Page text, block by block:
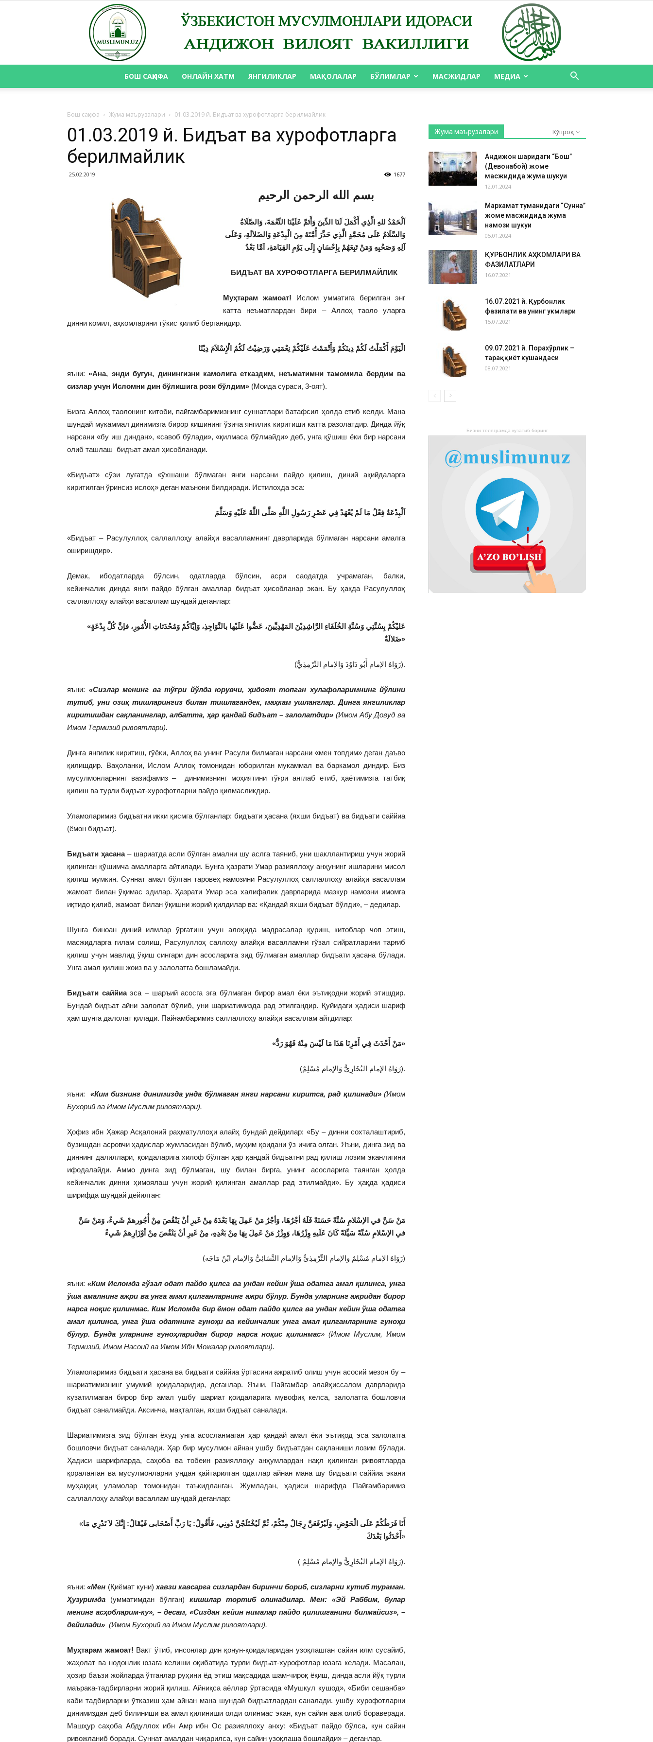
ВАКИЛЛИГИ
БОШ САҲИФА ОНЛАЙН ХАТМ ЯНГИЛИКЛАР МАҚОЛАЛАР БЎЛИМЛАР МАСЖИДЛАР МЕДИА
Бош саҳифа Жума маърузалари 01.03.2019 й. Бидъат ва хурофотларга берилмайлик
01.03.2019 й. Бидъат ва хурофотларга
берилмайлик
25.02.2019 1677
بسم الله الرحمن الرحيم
اَلْحَمْدُ للهِ الَّذِي أَكْمَلَ لَنَا الدِّينَ وَأَتَمَّ عَلَيْنَا النِّعْمَةَ، وَالصَّلَاةُ
وَالسَّلَامُ عَلَى مُحَمَّدٍ الَّذِي حذَّرَ أُمَّتَهُ مِنَ الْبِدعَةِ وَالضَلاَلَةِ، وَعَلَى
آلِهِ وَصَحْبِهِ وَمَنْ تَبِعَهُمْ بِإِحْسَانٍ إِلَى يَوْمِ القِيَامَةِ، اَمَّا بَعْدُ
БИДЪАТ ВА ХУРОФОТЛАРГА БЕРИЛМАЙЛИК
Муҳтарам жамоат! Ислом умматига берилган энг
катта неъматлардан бири – Аллоҳ таоло уларга
динни комил, аҳкомларини тўкис қилиб берганидир.
الْيَوْمَ أَكْمَلْتُ لَكُمْ دِينَكُمْ وَأَتْمَمْتُ عَلَيْكُمْ نِعْمَتِي وَرَضِيْتُ لَكُمُ الْإِسْلاَمَ دِيْنًا
яъни: «Ана, энди бугун, динингизни камолига етказдим, неъматимни тамомила бердим ва
сизлар учун Исломни дин бўлишига рози бўлдим» (Моида сураси, 3-оят).
Бизга Аллоҳ таолонинг китоби, пайғамбаримизнинг суннатлари батафсил ҳолда етиб келди. Мана
шундай мукаммал динимизга бирор кишининг ўзича янгилик киритиши катта разолатдир. Динда йўқ
нарсани «бу иш диндан», «савоб бўлади», «қилмаса бўлмайди» деб, унга қўшиш ёки бир нарсани
олиб ташлаш бидъат амал ҳисобланади.
«Бидъат» сўзи луғатда «ўхшаши бўлмаган янги нарсани пайдо қилиш, диний ақийдаларга
киритилган ўринсиз ислоҳ» деган маънони билдиради. Истилоҳда эса:
اَلْبِدْعَةُ فِعْلُ مَا لَمْ يُعْهَدْ فِي عَصْرِ رَسُولِ اللَّهِ صَلَّى اللَّهُ عَلَيْهِ وَسَلَّمَ
«Бидъат – Расулуллоҳ саллаллоҳу алайҳи васалламнинг даврларида бўлмаган нарсани амалга
оширишдир».
Демак, ибодатларда бўлсин, одатларда бўлсин, асри саодатда учрамаган, балки,
кейинчалик динда янги пайдо бўлган амаллар бидъат ҳисобланар экан. Бу ҳақда Расулуллоҳ
саллаллоҳу алайҳи васаллам шундай деганлар:
«عَليْكُمْ بِسُنَّتِي وَسُنَّةِ الخُلَفَاءِ الرَّاشِدِيْنَ المَهْدِيِّينَ، عَضُّوا عَلَيْها بالنَّوَاجِذِ، وَإيَّاكُمْ وَمُحْدَثاتِ الأُمُورِ، فإنَّ كُلَّ بِدْعَةٍ
ضَلالَةٌ»
(رَوَاهُ الإمام أَبُو دَاوُدَ وَالإمام التِّرْمِذِيُّ).
яъни: «Сизлар менинг ва тўғри йўлда юрувчи, ҳидоят топган хулафоларимнинг йўлини
тутиб, уни озиқ тишларингиз билан тишлагандек, маҳкам ушланглар. Динга янгиликлар
киритишдан сақланинглар, албатта, ҳар қандай бидъат –залолатдир» (Имом Абу Довуд ва
Имом Термизий ривоятлари).
Динга янгилик киритиш, гўёки, Аллоҳ ва унинг Расули билмаган нарсани «мен топдим» деган даъво
қилишдир. Ваҳоланки, Ислом Аллоҳ томонидан юборилган мукаммал ва баркамол диндир. Биз
мусулмонларнинг вазифамиз – динимизнинг моҳиятини тўғри англаб етиб, ҳаётимизга татбиқ
қилиш ва турли бидъат-хурофотларни пайдо қилмасликдир.
Уламоларимиз бидъатни икки қисмга бўлганлар: бидъати ҳасана (яхши бидъат) ва бидъати саййиа
(ёмон бидъат).
Бидъати ҳасана– шариатда асли бўлган амални шу аслга таяниб, уни шакллантириш учун жорий
қилинган қўшимча амалларга айтилади. Бунга ҳазрати Умар разияллоҳу анҳунинг ишларини мисол
қилиш мумкин. Суннат амал бўлган таровеҳ намозини Расулуллоҳ саллаллоҳу алайҳи васаллам
жамоат билан ўқимас эдилар. Ҳазрати Умар эса халифалик даврларида мазкур намозни имомга
иқтидо қилиб, жамоат билан ўқишни жорий қилдилар ва: «Қандай яхши бидъат бўлди», – дедилар.
Шунга биноан диний илмлар ўргатиш учун алоҳида мадрасалар қуриш, китоблар чоп этиш,
масжидларга гилам солиш, Расулуллоҳ саллоҳу алайҳи васалламни гўзал сийратларини тарғиб
қилиш учун мавлид ўқиш сингари дин асосларига зид бўлмаган амаллар бидъати ҳасана бўлади.
Унга амал қилиш жоиз ва у залолатга бошламайди.
Бидъати саййиаэса – шаръий асосга эга бўлмаган бирор амал ёки эътиқодни жорий этишдир.
Бундай бидъат айни залолат бўлиб, уни шариатимизда рад этилгандир. Қуйидаги ҳадиси шариф
ҳам шунга далолат қилади. Пайғамбаримиз саллаллоҳу алайҳи васаллам айтдилар:
«مَنْ أَحْدَثَ فِي أَمْرِنَا هَذَا مَا لَيْسَ مِنْهُ فَهُوَ رَدٌّ»
(رَوَاهُ الإمام البُخَارِيُّ وَالإمام مُسْلِمٌ).
яъни: «Ким бизнинг динимизда унда бўлмаган янги нарсани киритса, рад қилинади»(Имом
Бухорий ва Имом Муслим ривоятлари).
Ҳофиз ибн Ҳажар Асқалоний раҳматуллоҳи алайҳ бундай дейдилар: «Бу – динни сохталаштириб,
бузишдан асровчи ҳадислар жумласидан бўлиб, муҳим қоидани ўз ичига олган. Яъни, динга зид ва
диннинг далиллари, қоидаларига хилоф бўлган ҳар қандай бидъатни рад қилиш лозим эканлигини
ифодалайди. Аммо динга зид бўлмаган, шу билан бирга, унинг асосларига таянган ҳолда
кейинчалик динни ҳимоялаш учун жорий қилинган амаллар рад этилмайди». Бу ҳақда ҳадиси
ширифда шундай дейилган:
مَنْ سَنَّ في الإسْلامِ سُنَّةً حَسَنَةً فَلَهُ أجْرُهَا، وَأجْرُ مَنْ عَمِلَ بِهَا بَعْدَهُ مِنْ غَيرِ أنْ يَنْقُصَ مِنْ أُجُورهمْ شَيءٌ، وَمَنْ سَنَّ
في الإسْلامِ سُنَّةً سَيِّئَةً كَانَ عَلَيهِ وِزْرُهَا، وَوِزْرُ مَنْ عَمِلَ بِهَا مِنْ بَعْدِهِ، مِنْ غَيرِ أنْ يَنْقُصَ مِنْ أوْزَارِهمْ شَيءٌ
(رَوَاهُ الإمام مُسْلِمٌ والإمام التِّرْمِذِىُّ وَالإمام النَّسَائِىُّ وَالإمام ابْنُ مَاجَه)
яъни:«Ким Исломда гўзал одат пайдо қилса ва ундан кейин ўша одатга амал қилинса, унга
ўша амалнинг ажри ва унга амал қилганларнинг ажри бўлур. Бунда уларнинг ажридан бирор
нарса ноқис қилинмас. Ким Исломда бир ёмон одат пайдо қилса ва ундан кейин ўша одатга
амал қилинса, унга ўша одатнинг гуноҳи ва кейинчалик унга амал қилганларнинг гуноҳи
бўлур. Бунда уларнинг гуноҳларидан бирор нарса ноқис қилинмас» (Имом Муслим, Имом
Термизий, Имом Насоий ва Имом Ибн Можалар ривоятлари).
Уламоларимиз бидъати ҳасана ва бидъати саййиа ўртасини ажратиб олиш учун асосий мезон бу –
шариатимизнинг умумий қоидаларидир, деганлар. Яъни, Пайғамбар алайҳиссалом даврларида
кузатилмаган бирор бир амал ушбу шариат қоидаларига мувофиқ келса, залолатга бошловчи
бидъат саналмайди. Аксинча, мақталган, яхши бидъат саналади.
Шариатимизга зид бўлган ёхуд унга асосланмаган ҳар қандай амал ёки эътиқод эса залолатга
бошловчи бидъат саналади. Ҳар бир мусулмон айнан ушбу бидъатдан сақланиши лозим бўлади.
Ҳадиси шарифларда, саҳоба ва тобеин разияллоҳу анҳумлардан нақл қилинган ривоятларда
қораланган ва мусулмонларни ундан қайтарилган одатлар айнан мана шу бидъати саййиа экани
муҳаққиқ уламолар томонидан таъкидланган. Жумладан, ҳадиси шарифда Пайғамбаримиз
саллаллоҳу алайҳи васаллам шундай деганлар:
«أَنَا فَرَطُكُمْ عَلَى الْحَوْضِ، وَلَيُرْفَعَنَّ رِجَالٌ مِنْكُمْ، ثُمَّ لَيُخْتَلَجُنَّ دُونِي، فَأَقُولُ: يَا رَبِّ أَصْحَابى فَيُقَالُ: إِنَّكَ لاَ تَدْرِي مَا
أَحْدَثُوا بَعْدَكَ»
( رَوَاهُ الإمام البُخَارِيُّ والإمام مُسْلِمٌ).
яъни:«Мен (Қиёмат куни) хавзи кавсарга сизлардан биринчи бориб, сизларни кутиб тураман.
Ҳузуримда (умматимдан бўлган) кишилар тортиб олинадилар. Мен: «Эй Раббим, булар
менинг асҳобларим-ку», – десам, «Сиздан кейин нималар пайдо қилишганини билмайсиз», –
дейилади» (Имом Бухорий ва Имом Муслим ривоятлари).
Муҳтарам жамоат! Вакт ўтиб, инсонлар дин қонун-қоидаларидан узоқлашган сайин илм сусайиб,
жаҳолат ва нодонлик юзага келиши оқибатида турли бидъат-хурофотлар юзага келади. Масалан,
ҳозир баъзи жойларда ўтганлар руҳини ёд этиш мақсадида шам-чироқ ёқиш, динда асли йўқ турли
маърака-тадбирларни жорий қилиш. Айниқса аёллар ўртасида «Мушкул кушод», «Биби сешанба»
каби тадбирларни ўтказиш ҳам айнан мана шундай бидъатлардан саналади. ушбу хурофотларни
динимиздан деб билиниши ва амал қилиниши олди олинмас экан, кун сайин авж олиб бораверади.
Машҳур саҳоба Абдуллох ибн Амр ибн Ос разияллоху анху: «Бидъат пайдо бўлса, кун сайин
ривожланиб боради. Суннат амалдан чиқарилса, кун сайин узоқлаша бошлайди» – деганлар.
Жума маърузалари Кўпроқ
Андижон шаҳридаги “Бош”
(Девонабой) жоме
масжидида жума шукуҳи
12.01.2024
Мархамат туманидаги “Сунна”
жоме масжидида жума
намози шукуҳи
05.01.2024
ҚУРБОНЛИК АҲКОМЛАРИ ВА
ФАЗИЛАТЛАРИ
16.07.2021
16.07.2021 й. Қурбонлик
фазилати ва унинг ҳукмлари
15.07.2021
09.07.2021 й. Порахўрлик –
тараққиёт кушандаси
08.07.2021
Бизни телеграмда кузатиб боринг